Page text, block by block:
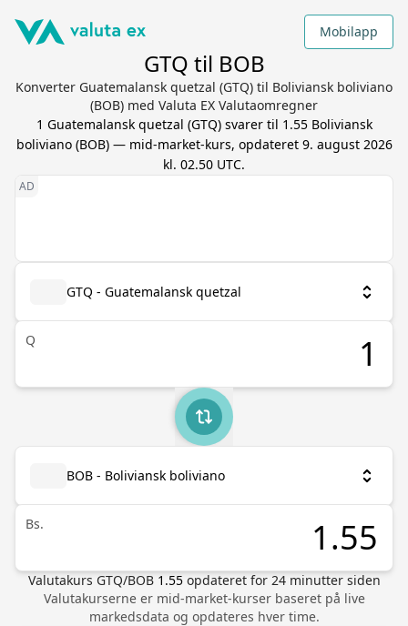
Mobilapp
GTQ til BOB
Konverter Guatemalansk quetzal (GTQ) til Boliviansk boliviano
(BOB) med Valuta EX Valutaomregner
1 Guatemalansk quetzal (GTQ) svarer til 1.55 Boliviansk
boliviano(BOB) — mid-market-kurs, opdateret 9. august 2026
kl. 02.50 UTC.
GTQ - Guatemalansk quetzal
Q
BOB - Boliviansk boliviano
Bs.
Valutakurs GTQ/BOB 1.55 opdateret for 24minutter siden
Valutakurserne er mid-market-kurser baseret på live
markedsdata og opdateres hver time.